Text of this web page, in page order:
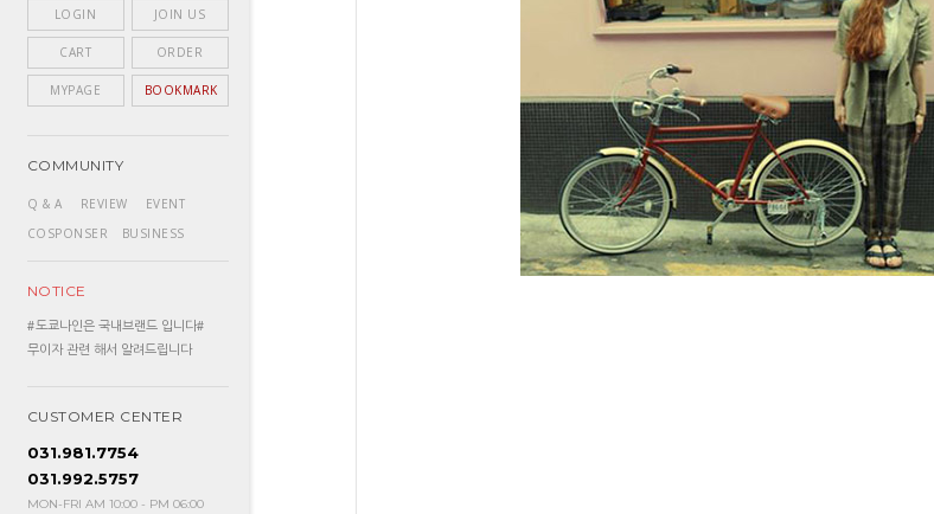
LOGIN JOIN US
CART ORDER
MYPAGE BOOKMARK
COMMUNITY
Q & A REVIEW
EVENT
COSPONSER
BUSINESS
NOTICE
#도쿄나인은 국내브랜드 입니다#
무이자 관련 해서 알려드립니다
CUSTOMER CENTER
031.981.7754
031.992.5757
MON-FRI AM 10:00 - PM 06:00